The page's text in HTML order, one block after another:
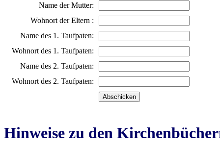
Name der Mutter:
Wohnort der Eltern :
Name des 1. Taufpaten:
Wohnort des 1. Taufpaten:
Name des 2. Taufpaten:
Wohnort des 2. Taufpaten:
Hinweise zu den